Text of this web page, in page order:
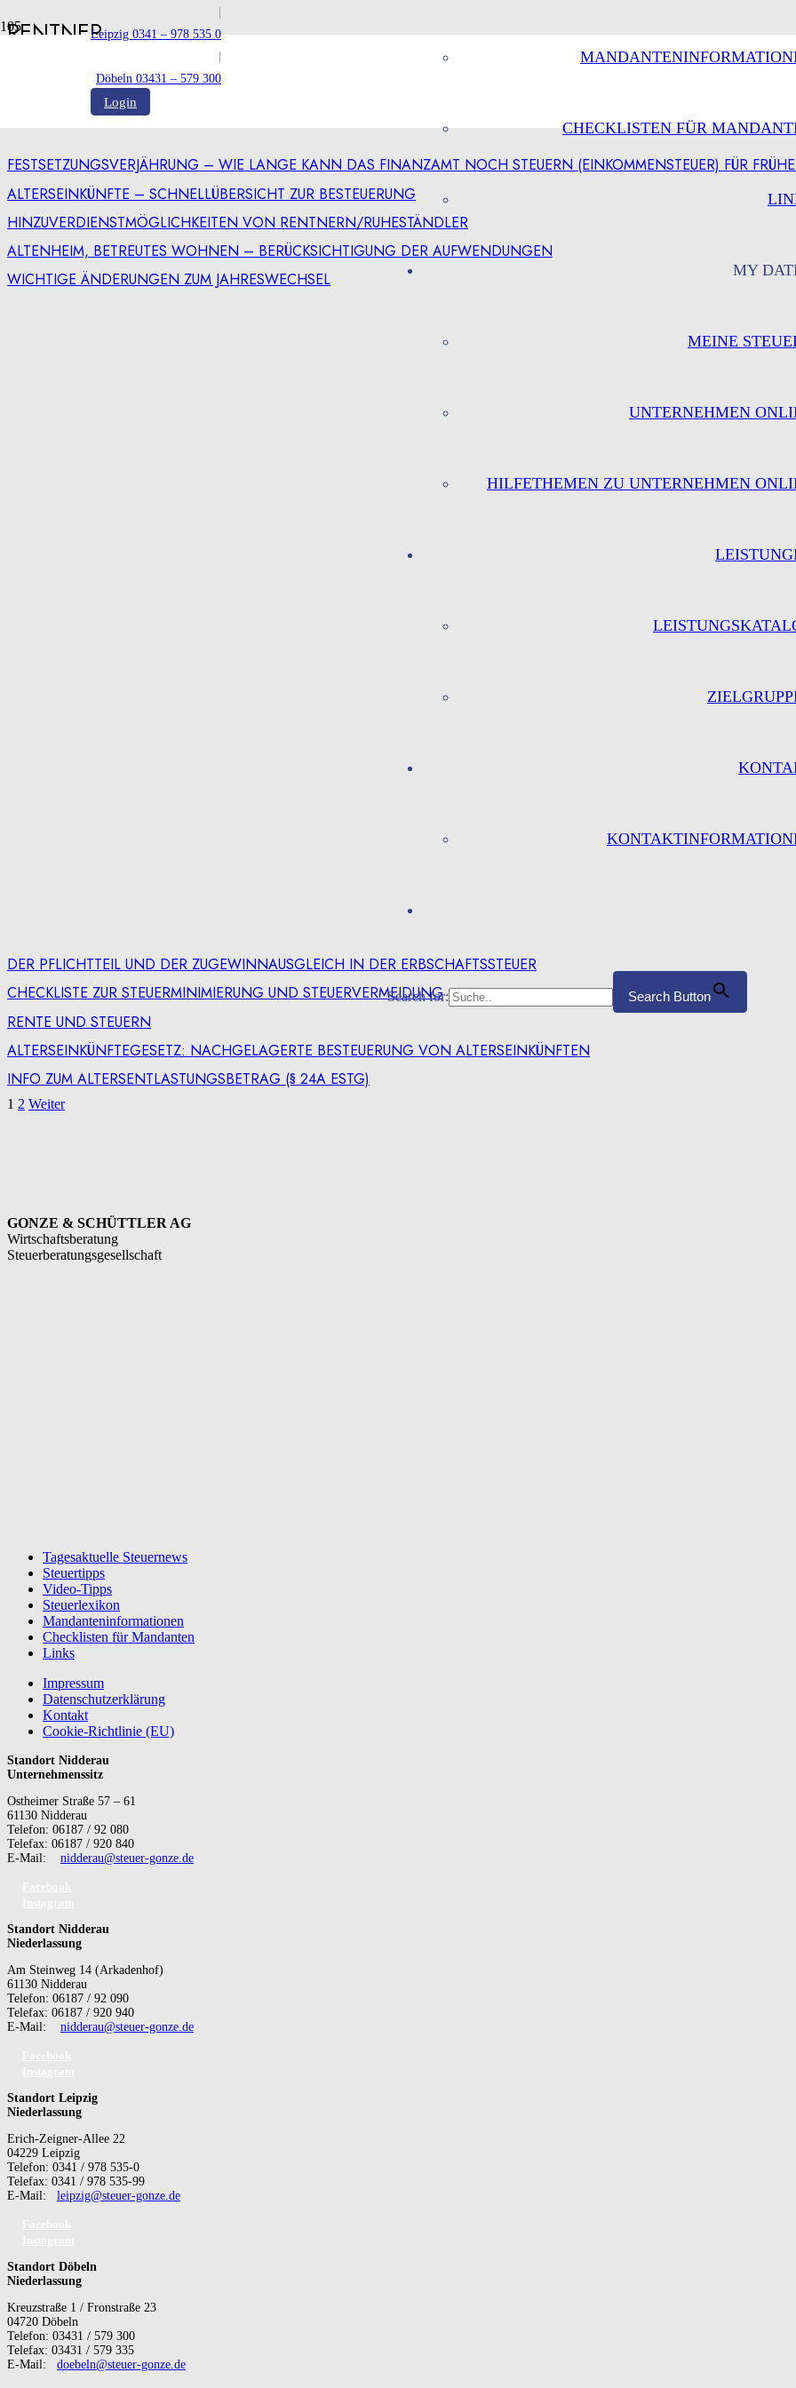
Leipzig 0341 – 978 535 0
Döbeln 03431 – 579 300
Login
CHECKLISTEN FÜR
MY
MEINE
UNTERNEHMEN
HILFETHEMEN ZU UNTERNEHMEN
Search for: Search Button
RENTNER
RENTNER
FESTSETZUNGSVERJÄHRUNG – WIE LANGE KANN DAS FINANZAMT NOCH STEUERN (EINKOMMENSTEUER) FÜR
ALTERSEINKÜNFTE – SCHNELLÜBERSICHT ZUR BESTEUERUNG
HINZUVERDIENSTMÖGLICHKEITEN VON RENTNERN/RUHESTÄNDLER
ALTENHEIM, BETREUTES WOHNEN – BERÜCKSICHTIGUNG DER AUFWENDUNGEN
WICHTIGE ÄNDERUNGEN ZUM JAHRESWECHSEL
DER PFLICHTTEIL UND DER ZUGEWINNAUSGLEICH IN DER ERBSCHAFTSSTEUER
CHECKLISTE ZUR STEUERMINIMIERUNG UND STEUERVERMEIDUNG
RENTE UND STEUERN
ALTERSEINKÜNFTEGESETZ: NACHGELAGERTE BESTEUERUNG VON ALTERSEINKÜNFTEN
INFO ZUM ALTERSENTLASTUNGSBETRAG (§ 24A ESTG)
1 2 Weiter
GONZE & SCHÜTTLER AG
Wirtschaftsberatung
Steuerberatungsgesellschaft
Tagesaktuelle Steuernews
Steuertipps
Video-Tipps
Steuerlexikon
Mandanteninformationen
Checklisten für Mandanten
Links
Impressum
Datenschutzerklärung
Kontakt
Cookie-Richtlinie (EU)
Standort Nidderau
Unternehmenssitz
Ostheimer Straße 57 – 61
61130 Nidderau
Telefon: 06187 / 92 080
Telefax: 06187 / 920 840
E-Mail: nidderau@steuer-gonze.de
Standort Nidderau
Niederlassung
Am Steinweg 14 (Arkadenhof)
61130 Nidderau
Telefon: 06187 / 92 090
Telefax: 06187 / 920 940
E-Mail: nidderau@steuer-gonze.de
Standort Leipzig
Niederlassung
Erich-Zeigner-Allee 22
04229 Leipzig
Telefon: 0341 / 978 535-0
Telefax: 0341 / 978 535-99
E-Mail: leipzig@steuer-gonze.de
Standort Döbeln
Niederlassung
Kreuzstraße 1 / Fronstraße 23
04720 Döbeln
Telefon: 03431 / 579 300
Telefax: 03431 / 579 335
E-Mail: doebeln@steuer-gonze.de